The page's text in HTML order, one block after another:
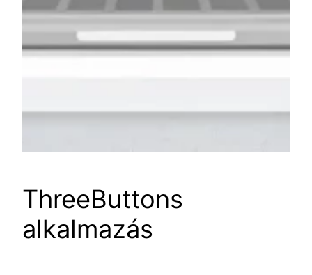
ThreeButtons
alkalmazás